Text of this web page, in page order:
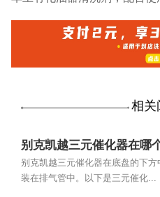
相关
别克凯越三元催化器在哪
别克凯越三元催化器在底盘的下方
装在排气管中。以下是三元催化...